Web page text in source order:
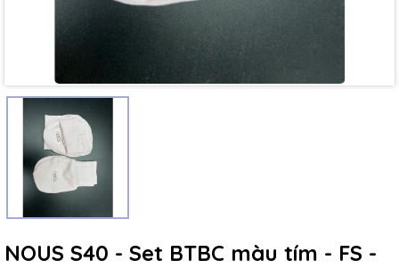
NOUS S40 - Set BTBC màu tím - FS -
Mã giảm giá:
Điều kiện: